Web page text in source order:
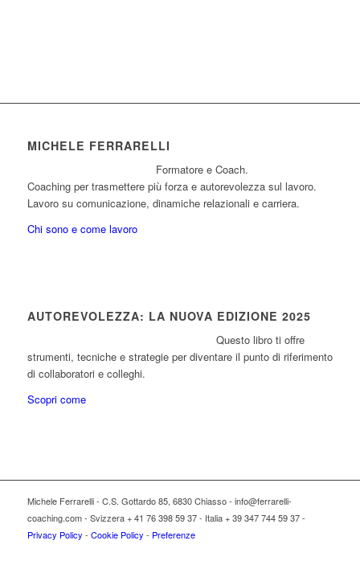
MICHELE FERRARELLI
Formatore e Coach.
Coaching per trasmettere più forza e autorevolezza sul lavoro.
Lavoro su comunicazione, dinamiche relazionali e carriera.
Chi sono e come lavoro
AUTOREVOLEZZA: LA NUOVA EDIZIONE 2025
Questo libro ti offre
strumenti, tecniche e strategie per diventare il punto di riferimento
di collaboratori e colleghi.
Scopri come
Michele Ferrarelli - C.S. Gottardo 85, 6830 Chiasso - info@ferrarelli-
coaching.com - Svizzera + 41 76 398 59 37 - Italia + 39 347 744 59 37 -
Privacy Policy - Cookie Policy - Preferenze